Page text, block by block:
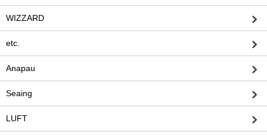
WIZZARD
etc.
Anapau
Seaing
LUFT